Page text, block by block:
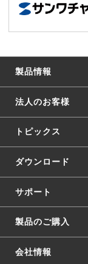
製品情報
法人のお客様
トピックス
ダウンロード
サポート
製品のご購入
会社情報